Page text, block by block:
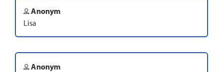
Anonym
Lisa
Anonym